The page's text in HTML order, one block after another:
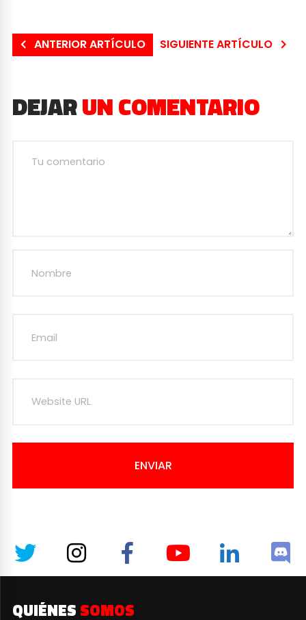
ANTERIOR ARTÍCULO SIGUIENTE ARTÍCULO
DEJARUN COMENTARIO
ENVIAR
QUIÉNES SOMOS